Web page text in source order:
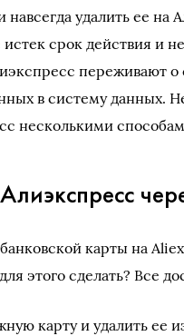
навсегда удалить ее
срок действия и
переживают о
в систему данных.
несколькими
карты на
этого сделать? Все
карту и удалить ее